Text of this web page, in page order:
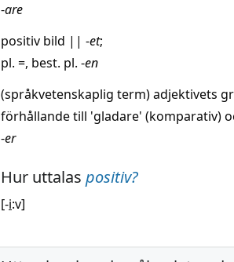
-are
positiv bild || -et;
pl. =, best. pl. -en
(språkvetenskaplig term) adjektivets
förhållandetill 'gladare' (komparativ)
-er
Hur uttalas positiv?
[-i:v]